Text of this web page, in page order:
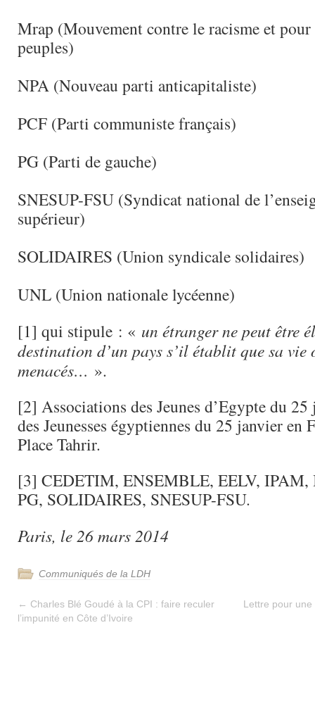
Mrap (Mouvement contre le racisme et
peuples)
NPA (Nouveau parti anticapitaliste)
PCF (Parti communiste français)
PG (Parti de gauche)
SNESUP-FSU (Syndicat national de
supérieur)
SOLIDAIRES (Union syndicale solidaires)
UNL (Union nationale lycéenne)
[1] qui stipule : « un étranger ne peut être
destination d’un pays s’il établit que sa vie
menacés… ».
[2] Associations des Jeunes d’Egypte du
des Jeunesses égyptiennes du 25 janvier en
Place Tahrir.
[3] CEDETIM, ENSEMBLE, EELV, IPAM,
PG, SOLIDAIRES, SNESUP-FSU.
Paris, le 26 mars 2014
Communiqués de la LDH
← Charles Blé Goudé à la CPI : faire reculer
l’impunité en Côte d’Ivoire
Lettre pour